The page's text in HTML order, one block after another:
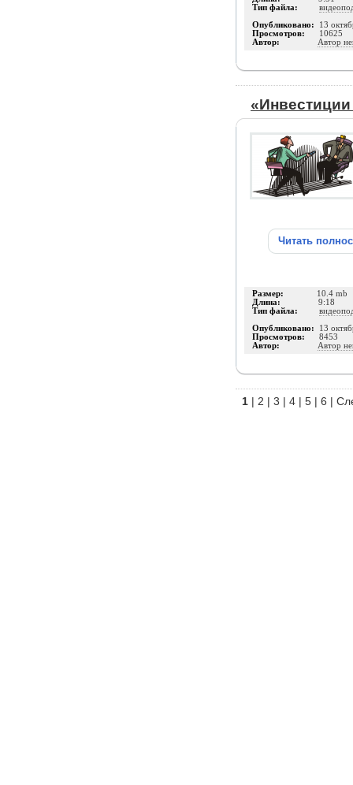
Тип файла:
Опубликовано: 13
Просмотров: 10625
Автор: Автор
Читать
Размер: 10.4 mb
Длина: 9:18
Тип файла:
Опубликовано: 13
Просмотров: 8453
Автор: Автор
1 | 2 | 3 | 4 | 5 | 6 |